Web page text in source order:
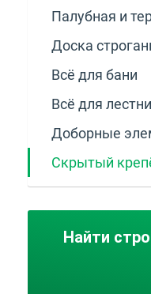
Палубная и
Доска
Всё для бани
Всё для
Доборные
Скрытый
Найти